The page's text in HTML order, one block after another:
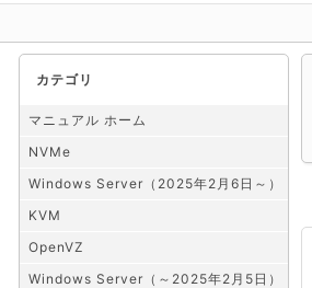
カテゴリ
マニュアル ホーム
NVMe
Windows Server（2025年2月6日～）
KVM
OpenVZ
Windows Server（～2025年2月5日）